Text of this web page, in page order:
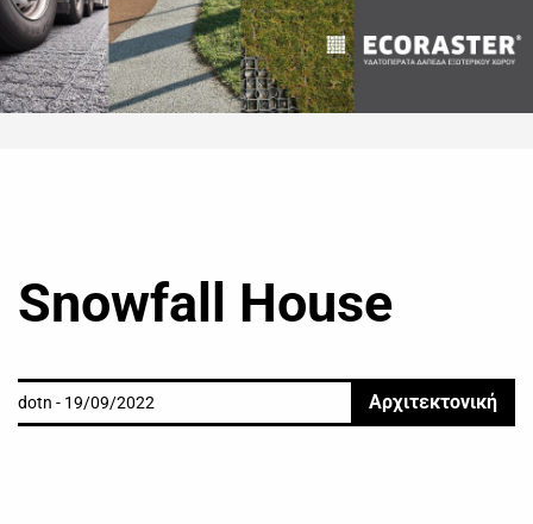
Snowfall House
dotn - 19/09/2022 Αρχιτεκτονική